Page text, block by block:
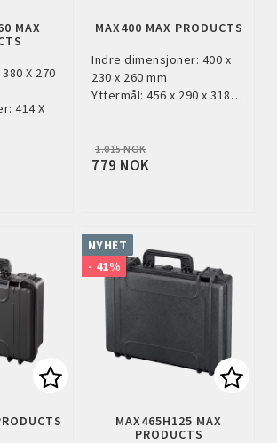
Add to list of favorites
MAX
X 270
414 X
Add
MAX400 MAX PRODUCTS
Indre dimensjoner: 400 x
230 x 260 mm
Yttermål: 456 x 290 x 318…
1.015 NOK
779 NOK
Add to list of favorites
NYHET
- 41%
MAX465H125 MAX
PRODUCTS